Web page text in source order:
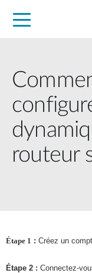
routeur
Étape 1 : Créez un
Étape 2 : Connectez-